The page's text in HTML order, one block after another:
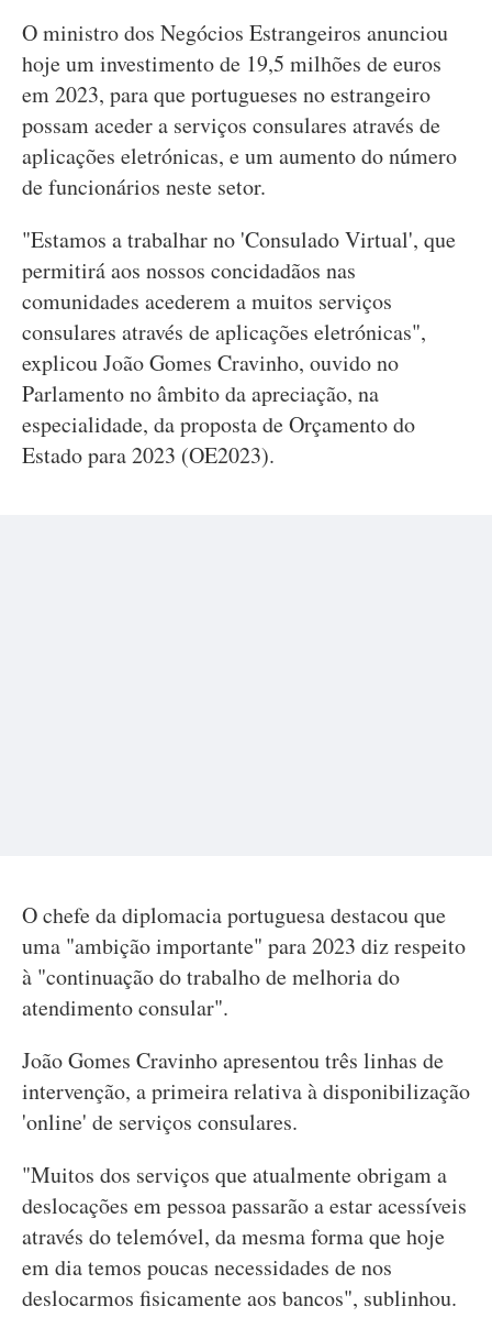
O ministro dos Negócios Estrangeiros anunciou
hoje um investimento de 19,5 milhões de euros
em 2023, para que portugueses no estrangeiro
possam aceder a serviços consulares através de
aplicações eletrónicas, e um aumento do número
de funcionários neste setor.
"Estamos a trabalhar no 'Consulado Virtual', que
permitirá aos nossos concidadãos nas
comunidades acederem a muitos serviços
consulares através de aplicações eletrónicas",
explicou João Gomes Cravinho, ouvido no
Parlamento no âmbito da apreciação, na
especialidade, da proposta de Orçamento do
Estado para 2023 (OE2023).
O chefe da diplomacia portuguesa destacou que
uma "ambição importante" para 2023 diz respeito
à "continuação do trabalho de melhoria do
atendimento consular".
João Gomes Cravinho apresentou três linhas de
intervenção, a primeira relativa à disponibilização
'online' de serviços consulares.
"Muitos dos serviços que atualmente obrigam a
deslocações em pessoa passarão a estar acessíveis
através do telemóvel, da mesma forma que hoje
em dia temos poucas necessidades de nos
deslocarmos fisicamente aos bancos", sublinhou.